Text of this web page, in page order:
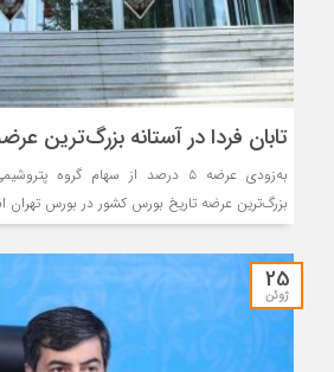
تابان فردا در آستانه بزرگ‌ترین
به‌زودی عرضه ۵ درصد از سهام گروه
بزرگ‌ترین عرضه تاریخ بورس کشور در بورس تهران
25
ژوئن